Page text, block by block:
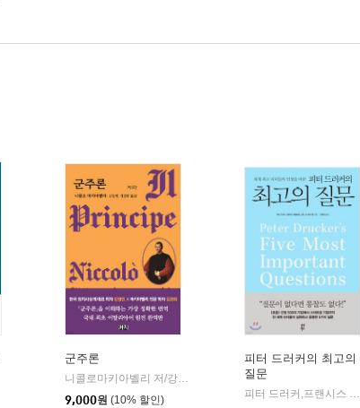
군주론
니콜로마키아벨리 저/강정인,김경희 공역 |
9,000원 (10% 할인)
피터 드러커의 최고의
질문
피터 드러커,프랜시스 헤셀바인,조안 스나이더 컬 공저/유정식 역